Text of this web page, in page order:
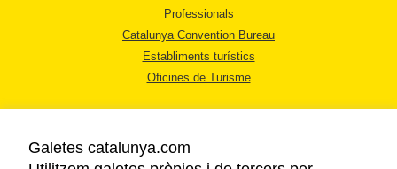
Professionals
Catalunya Convention Bureau
Establiments turístics
Oficines de Turisme
Galetes catalunya.com